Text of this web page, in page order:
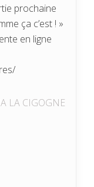
prochaine
ça c’est ! »
en ligne
LA CIGOGNE